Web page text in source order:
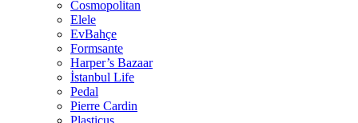
Cosmopolitan
Elele
EvBahçe
Formsante
Harper’s Bazaar
İstanbul Life
Pedal
Pierre Cardin
Plasticus